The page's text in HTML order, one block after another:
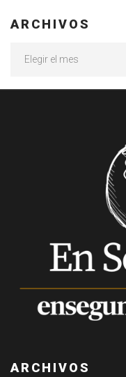
ARCHIVOS
ARCHIVOS